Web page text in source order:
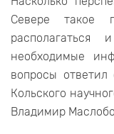
Севере такое
необходимые
вопросы ответил
Кольского
Владимир